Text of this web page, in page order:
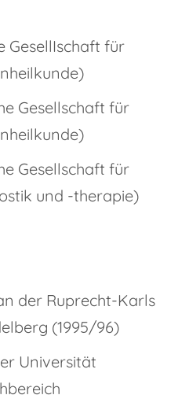
GesellIschaft für
Gesellschaft für
Gesellschaft für
und -therapie)
der Ruprecht-Karls
(1995/96)
Universität